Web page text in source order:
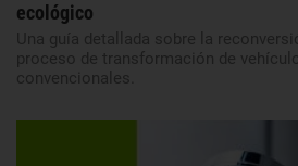
ecológico
Una guía detallada sobre la
proceso de transformación de
convencionales.